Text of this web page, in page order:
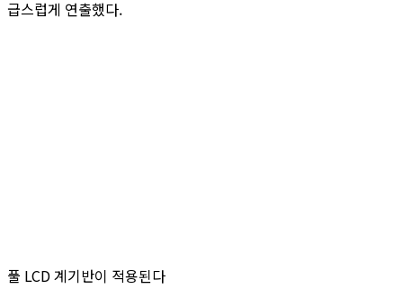
급스럽게 연출했다.
풀 LCD 계기반이 적용된다